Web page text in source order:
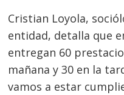
Cristian Loyola,
entidad, detalla que
entregan 60
mañana y 30 en la
vamos a estar